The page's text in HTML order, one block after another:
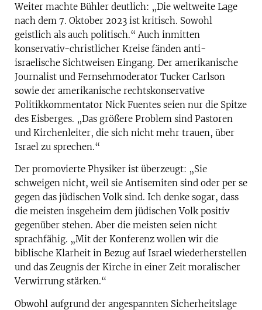
Weiter machte Bühler deutlich: „Die weltweite Lage
nach dem 7. Oktober 2023 ist kritisch. Sowohl
geistlich als auch politisch.“ Auch inmitten
konservativ-christlicher Kreise fänden anti-
israelische Sichtweisen Eingang. Der amerikanische
Journalist und Fernsehmoderator Tucker Carlson
sowie der amerikanische rechtskonservative
Politikkommentator Nick Fuentes seien nur die Spitze
des Eisberges. „Das größere Problem sind Pastoren
und Kirchenleiter, die sich nicht mehr trauen, über
Israel zu sprechen.“
Der promovierte Physiker ist überzeugt: „Sie
schweigen nicht, weil sie Antisemiten sind oder per se
gegen das jüdischen Volk sind. Ich denke sogar, dass
die meisten insgeheim dem jüdischen Volk positiv
gegenüber stehen. Aber die meisten seien nicht
sprachfähig. „Mit der Konferenz wollen wir die
biblische Klarheit in Bezug auf Israel wiederherstellen
und das Zeugnis der Kirche in einer Zeit moralischer
Verwirrung stärken.“
Obwohl aufgrund der angespannten Sicherheitslage